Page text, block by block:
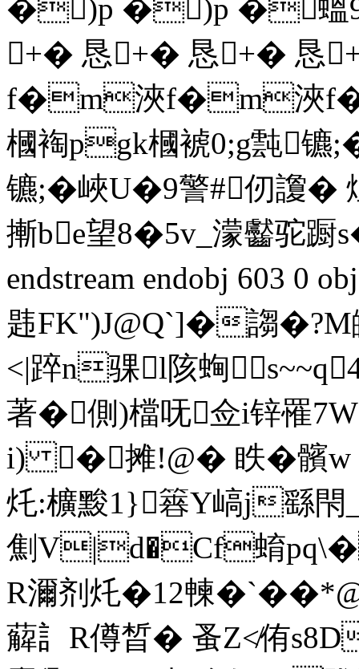
�)p �)p �蝹9
+� 恳+� 恳+� 恳
f�m浹f�m浹
槶裪pgk槶裭0;g霕镳
镳;�峽U�9警#仞讂
摲be望8�5v_濛齾
endstream endobj 603 0
韪FK")J@Q`]�謅
<|踤n骒l陔蜔
著�側)檔呒佥i锌罹
i) �摊!@� 眣�髕
灹:櫎黢1}簭Y嵪j繇
劁V|d�Cf蜟pq\�
R濔剂灹�12朄
薢訁R僔晳� 蚤Z≮侑s8D